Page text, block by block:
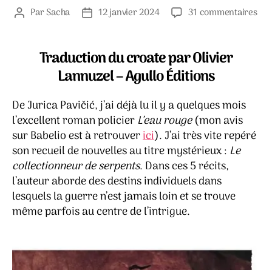
Auteur
ParSacha
Date12 janvier 2024 31 commentairessur
Traduction du croate par Olivier
Lannuzel – Agullo Éditions
De Jurica Pavičić, j’ai déjà lu il y a quelques mois
l’excellent roman policier L’eau rouge(mon avis
sur Babelio est à retrouverici). J’ai très vite repéré
son recueil de nouvelles au titre mystérieux : Le
collectionneur de serpents. Dans ces 5 récits,
l’auteur aborde des destins individuels dans
lesquels la guerre n’est jamais loin et se trouve
même parfois au centre de l’intrigue.